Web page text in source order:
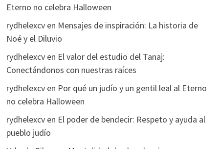
Eterno no celebra Halloween
rydhelexcven Mensajes de inspiración: La historia de
Noé y el Diluvio
rydhelexcven El valor del estudio del Tanaj:
Conectándonos con nuestras raíces
rydhelexcven Por qué un judío y un gentil leal al Eterno
no celebra Halloween
rydhelexcven El poder de bendecir: Respeto y ayuda al
pueblo judío